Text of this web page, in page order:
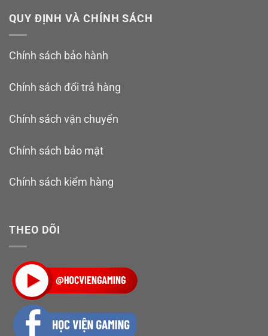
QUY ĐỊNH VÀ CHÍNH SÁCH
Chính sách bảo hành
Chính sách đổi trả hàng
Chính sách vận chuyển
Chính sách bảo mật
Chính sách kiểm hàng
THEO DÕI